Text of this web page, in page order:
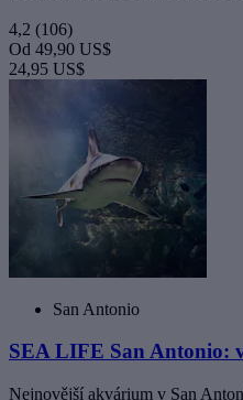
4,2 (106)
Od 49,90 US$
24,95 US$
San Antonio
SEA LIFE San Antonio:
Nejnovější akvárium v San